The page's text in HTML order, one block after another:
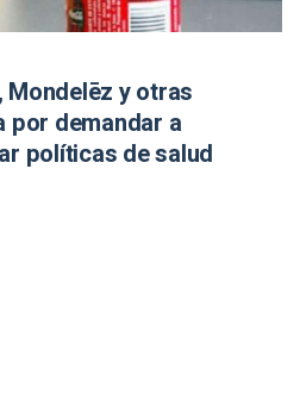
Mondelēz y otras
por demandar a
políticas de salud